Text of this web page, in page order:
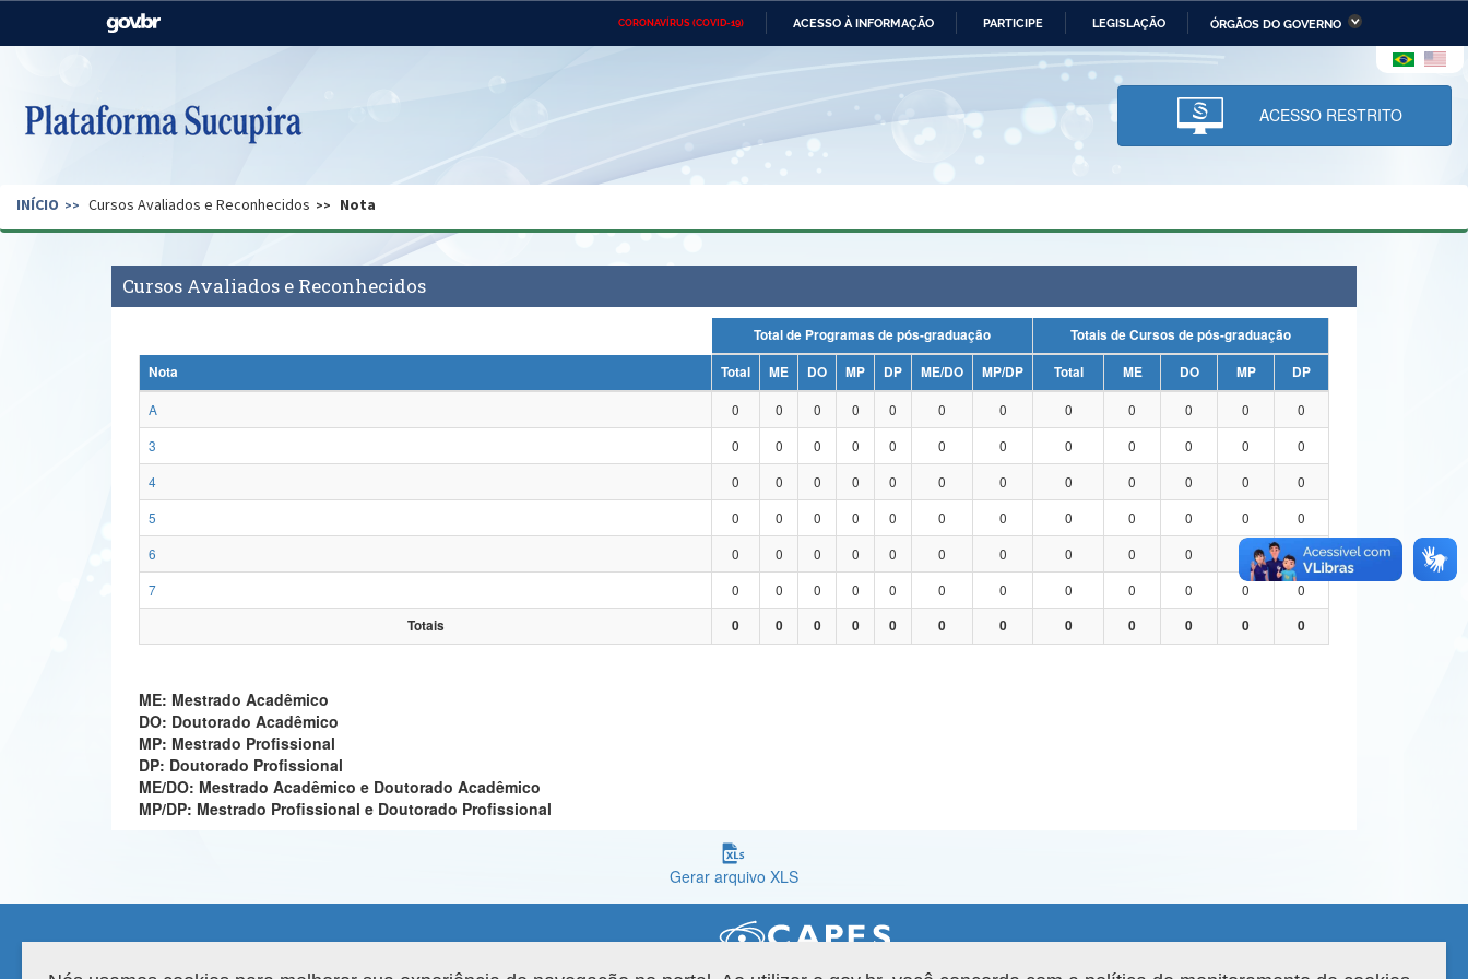
CORONAVÍRUS (COVID-19) ACESSO À INFORMAÇÃO PARTICIPE LEGISLAÇÃO ÓRGÃOS DO GOVERNO
Casa Civil Ministério das Relações Ministério da Economia Ministério da Infraestrutura
Pecuária e Abastecimento
Ministério da Ciência,
Tecnologia, Inovações e
Comunicações
Ministério do Desenvolvimento
Regional e dos Direitos Humanos
Secretaria de Governo Gabinete de Segurança Advocacia-Geral da União Banco Central do Brasil Planalto
ACESSO RESTRITO
INÍCIO Cursos Avaliados e Reconhecidos Nota
Cursos Avaliados e Reconhecidos
Total de Programas de pós-graduação
Totais de Cursos de pós-graduação
Nota
Total ME DO MP DP ME/DO MP/DP Total ME DO MP
DP
A
0 0 0 0 0 0 0 0 0 0 0
0
3
0 0 0 0 0 0 0 0 0 0 0
0
4
0 0 0 0 0 0 0 0 0 0 0
0
5
0 0 0 0 0 0 0 0 0 0 0
0
6
0 0 0 0 0 0 0 0 0 0
0
7
0 0 0 0 0 0 0 0 0 0 0
0
Totais
0 0 0 0 0 0 0 0 0 0 0 0
ME: Mestrado Acadêmico
DO: Doutorado Acadêmico
MP: Mestrado Profissional
DP: Doutorado Profissional
ME/DO: Mestrado Acadêmico e Doutorado Acadêmico
MP/DP: Mestrado Profissional e Doutorado Profissional
Gerar arquivo XLS